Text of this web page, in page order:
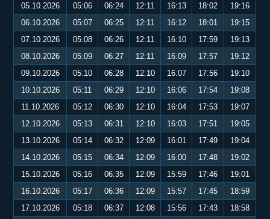
05.10.2026
05:06 06:24 12:11 16:13 18:02
19:16
06.10.2026
05:07 06:25 12:11 16:12 18:01
19:15
07.10.2026
05:08 06:26 12:11 16:10 17:59
19:13
08.10.2026
05:09 06:27 12:11 16:09 17:57
19:12
09.10.2026
05:10 06:28 12:10 16:07 17:56
19:10
10.10.2026
05:11 06:29 12:10 16:06 17:54
19:08
11.10.2026
05:12 06:30 12:10 16:04 17:53
19:07
12.10.2026
05:13 06:31 12:10 16:03 17:51
19:05
13.10.2026
05:14 06:32 12:09 16:01 17:49
19:04
14.10.2026
05:15 06:34 12:09 16:00 17:48
19:02
15.10.2026
05:16 06:35 12:09 15:59 17:46
19:01
16.10.2026
05:17 06:36 12:09 15:57 17:45
18:59
17.10.2026
05:18 06:37 12:08 15:56 17:43
18:58